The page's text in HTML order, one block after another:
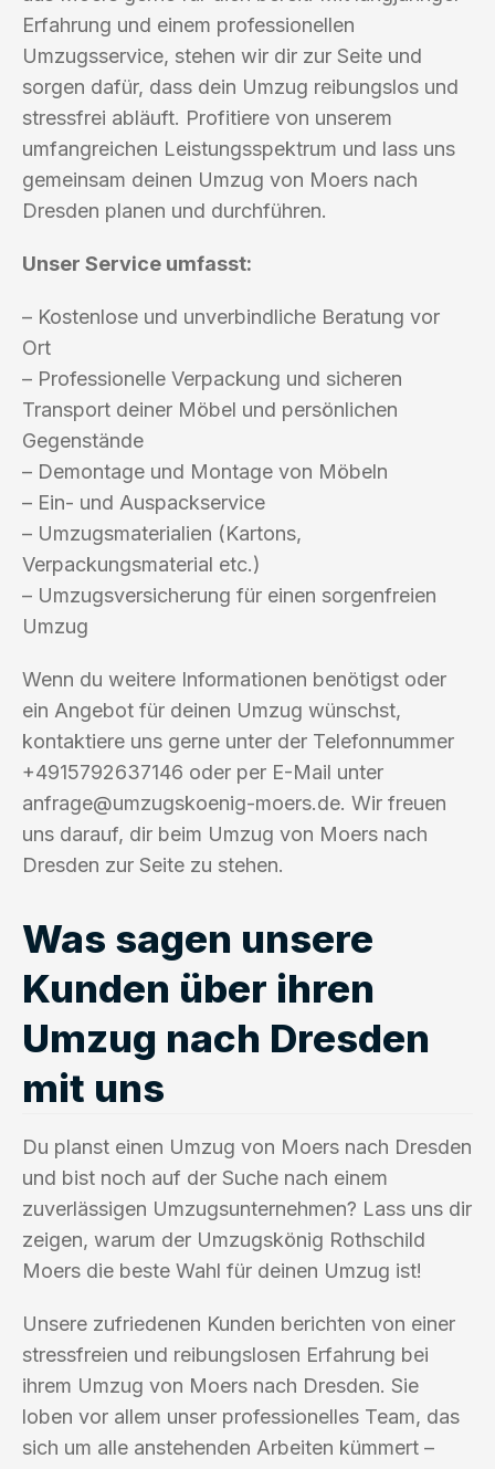
Erfahrung und einem professionellen
Umzugsservice, stehen wir dir zur Seite und
sorgen dafür, dass dein Umzug reibungslos und
stressfrei abläuft. Profitiere von unserem
umfangreichen Leistungsspektrum und lass uns
gemeinsam deinen Umzug von Moers nach
Dresden planen und durchführen.
Unser Service umfasst:
– Kostenlose und unverbindliche Beratung vor
Ort
– Professionelle Verpackung und sicheren
Transport deiner Möbel und persönlichen
Gegenstände
– Demontage und Montage von Möbeln
– Ein- und Auspackservice
– Umzugsmaterialien (Kartons,
Verpackungsmaterial etc.)
– Umzugsversicherung für einen sorgenfreien
Umzug
Wenn du weitere Informationen benötigst oder
ein Angebot für deinen Umzug wünschst,
kontaktiere uns gerne unter der Telefonnummer
+4915792637146 oder per E-Mail unter
anfrage@umzugskoenig-moers.de. Wir freuen
uns darauf, dir beim Umzug von Moers nach
Dresden zur Seite zu stehen.
Was sagen unsere
Kunden über ihren
Umzug nach Dresden
mit uns
Du planst einen Umzug von Moers nach Dresden
und bist noch auf der Suche nach einem
zuverlässigen Umzugsunternehmen? Lass uns dir
zeigen, warum der Umzugskönig Rothschild
Moers die beste Wahl für deinen Umzug ist!
Unsere zufriedenen Kunden berichten von einer
stressfreien und reibungslosen Erfahrung bei
ihrem Umzug von Moers nach Dresden. Sie
loben vor allem unser professionelles Team, das
sich um alle anstehenden Arbeiten kümmert –